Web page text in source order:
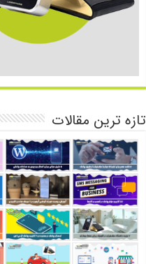
تازه ترین مقالات